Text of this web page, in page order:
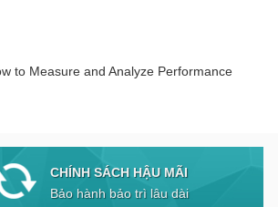
to Measure and Analyze Performance
CHÍNH SÁCH HẬU MÃI
Bảo hành bảo trì lâu dài